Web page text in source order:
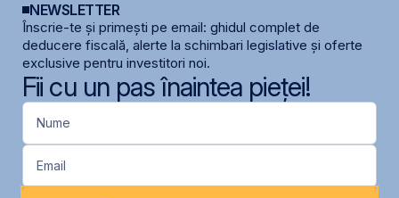
NEWSLETTER
Înscrie-te și primești pe email: ghidul complet de
deducere fiscală, alerte la schimbari legislative și oferte
exclusive pentru investitori noi.
Fii cu un pas înaintea pieței!
Nume
Email